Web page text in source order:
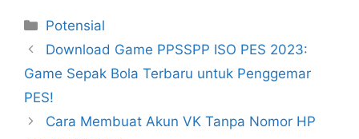
Categories
Potensial
Download Game PPSSPP ISO PES 2023:
Game Sepak Bola Terbaru untuk Penggemar
PES!
Cara Membuat Akun VK Tanpa Nomor HP